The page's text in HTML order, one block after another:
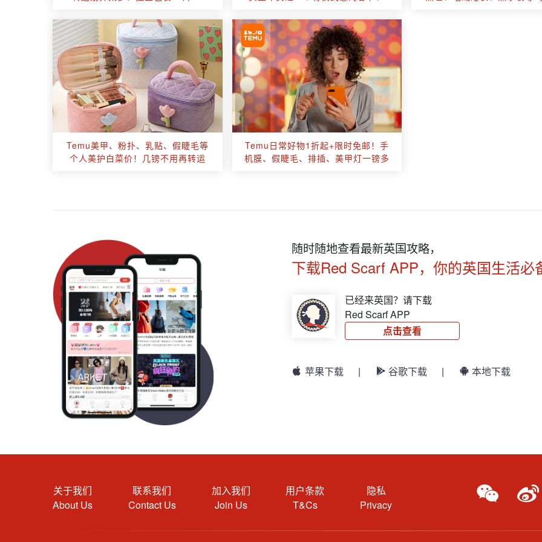
Temu美甲、粉扑、乳贴、假睫毛等
个人美护白菜价！几镑不用再转运
Temu日常好物1折起+限时免邮！手
机膜、假睫毛、排插、美甲灯一镑多
随时随地查看最新英国攻略，
下载Red Scarf APP，你的英国生活必
已经来英国？请下载
Red Scarf APP
点击查看
苹果下载 | 谷歌下载 | 本地下载
关于我们
About Us
联系我们
Contact Us
加入我们
Join Us
用户条款
T&Cs
隐私
Privacy